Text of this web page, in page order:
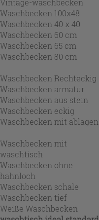
Vintage-waschbecken
Waschbecken 100x48
Waschbecken 40 x 40
Waschbecken 60 cm
Waschbecken 65 cm
Waschbecken 80 cm
Waschbecken Rechteckig
Waschbecken armatur
Waschbecken aus stein
Waschbecken eckig
Waschbecken mit ablagen
Waschbecken mit
waschtisch
Waschbecken ohne
hahnloch
Waschbecken schale
Waschbecken tief
Weiße Waschbecken